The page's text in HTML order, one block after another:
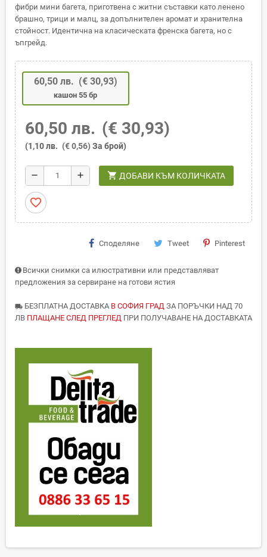
фибри мини багета, приготвена с житни съставки като ленено
брашно, трици и малц, за допълнителен аромат и хранителна
стойност. Идентична на класическата френска багета, но с
ъпгрейд.
60,50 лв. (€ 30,93)
кашон 55 бр
60,50 лв. (€ 30,93)
(1,10 лв. (€ 0,56) За брой)
remove add shopping_cart ДОБАВИ КЪМ КОЛИЧКАТА
favorite_border
Споделяне Tweet Pinterest
Всички снимки са илюстративни или представляват
предложения за сервиране на готови ястия
local_shipping БЕЗПЛАТНА ДОСТАВКА В СОФИЯ ГРАД ЗА ПОРЪЧКИ НАД 70
ЛВ ПЛАЩАНЕ СЛЕД ПРЕГЛЕД ПРИ ПОЛУЧАВАНЕ НА ДОСТАВКАТА